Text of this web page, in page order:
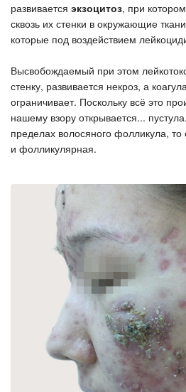
развивается экзоцитоз, при
сквозь их стенки в окружающие
которые под воздействием
Высвобождаемый при этом
стенку, развивается некроз, а
ограничивает. Поскольку всё это
нашему взору открывается...
пределах волосяного фолликула,
и фолликулярная.